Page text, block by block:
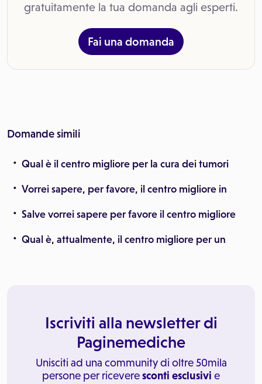
gratuitamente la tua domanda agli esperti.
Fai una domanda
Domande simili
Qual è il centro migliore per la cura dei tumori
Vorrei sapere, per favore, il centro migliore in
Salve vorrei sapere per favore il centro migliore
Qual è, attualmente, il centro migliore per un
Iscriviti alla newsletter di
Paginemediche
Unisciti ad una community di oltre 50mila
persone per riceveresconti esclusivi e